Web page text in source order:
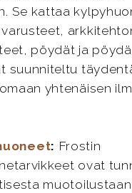
Se kattaa
pöydät ja
suunniteltu
yhtenäisen
: Frostin
ovat